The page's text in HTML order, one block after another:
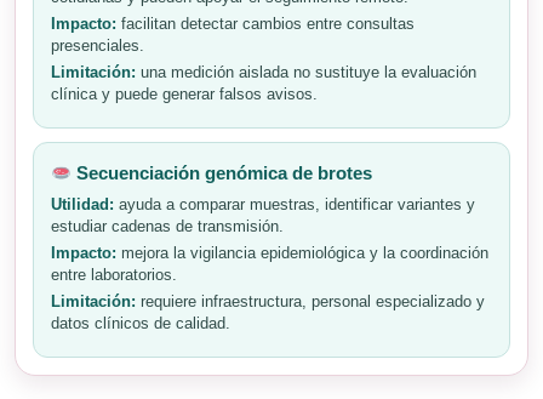
Impacto: facilitan detectar cambios entre consultas
presenciales.
Limitación: una medición aislada no sustituye la evaluación
clínica y puede generar falsos avisos.
Secuenciación genómica de brotes
Utilidad: ayuda a comparar muestras, identificar variantes y
estudiar cadenas de transmisión.
Impacto: mejora la vigilancia epidemiológica y la coordinación
entre laboratorios.
Limitación: requiere infraestructura, personal especializado y
datos clínicos de calidad.